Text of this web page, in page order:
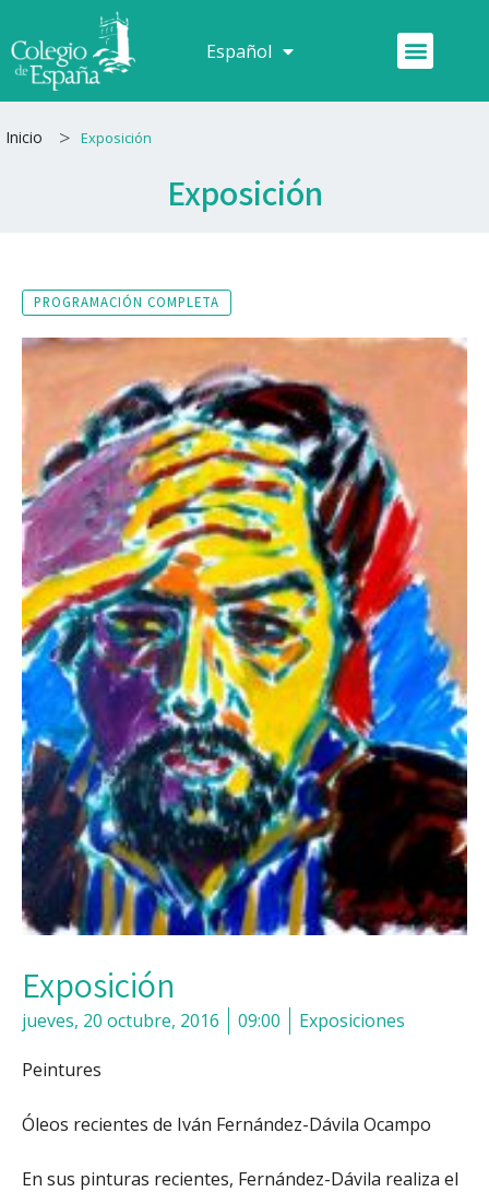
al
contenido
Español
Français Menú
Inicio > Exposición
Exposición
PROGRAMACIÓN COMPLETA
Exposición
jueves, 20 octubre, 2016 09:00 Exposiciones
Peintures
Óleos recientes de Iván Fernández-Dávila Ocampo
En sus pinturas recientes, Fernández-Dávila realiza el